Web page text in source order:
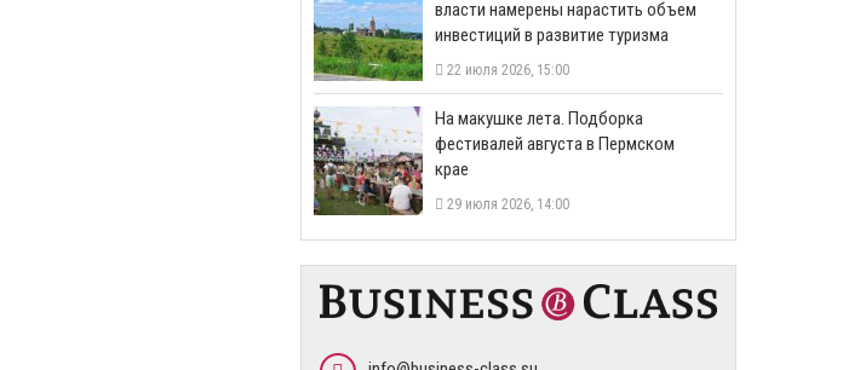
власти намерены нарастить объем
инвестиций в развитие туризма
22 июля 2026, 15:00
На макушке лета. Подборка
фестивалей августа в Пермском
крае
29 июля 2026, 14:00